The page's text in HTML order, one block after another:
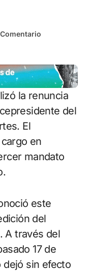
del
El
en
mandato
este
del
A través del
17 de
sin efecto